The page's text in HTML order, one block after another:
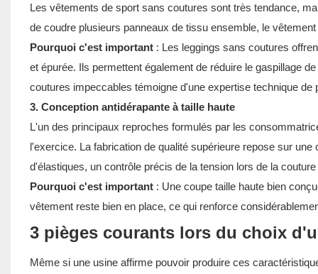
Les vêtements de sport sans coutures sont très tendance,
de coudre plusieurs panneaux de tissu ensemble, le
Pourquoi c'est important: Les leggings sans coutures
et épurée. Ils permettent également de réduire le gaspillage
coutures impeccables témoigne d'une expertise technique de
3. Conception antidérapante à taille haute
L'un des principaux reproches formulés par les
l'exercice. La fabrication de qualité supérieure repose sur
d'élastiques, un contrôle précis de la tension lors de la
Pourquoi c'est important: Une coupe taille haute bien
vêtement reste bien en place, ce qui renforce
3 pièges courants lors du choix
Même si une usine affirme pouvoir produire ces